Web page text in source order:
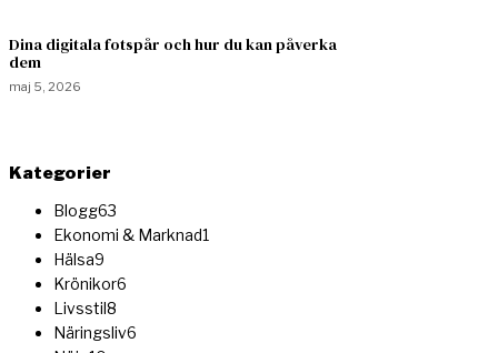
Dina digitala fotspår och hur du kan påverka
dem
maj 5, 2026
Kategorier
Blogg63
Ekonomi & Marknad1
Hälsa9
Krönikor6
Livsstil 8
Näringsliv6